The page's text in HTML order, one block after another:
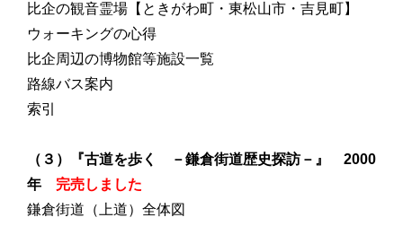
比企の観音霊場 【ときがわ町・東松山市・吉見町】
ウォーキングの心得
比企周辺の博物館等施設一覧
路線バス案内
索引
（３）『古道を歩く －鎌倉街道歴史探訪－』 2000
年
完売しました
鎌倉街道（上道）全体図